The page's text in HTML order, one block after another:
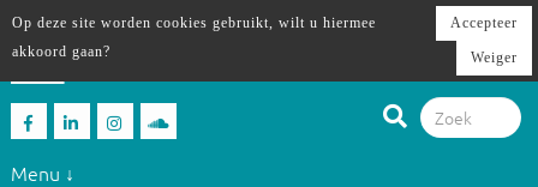
Menu ↓
Op deze site worden cookies gebruikt, wilt u hiermee
akkoord gaan?
Accepteer
Weiger